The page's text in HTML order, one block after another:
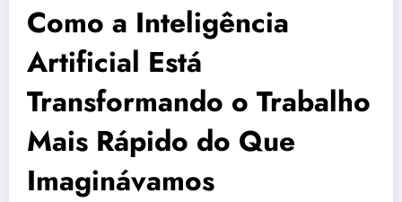
Como a Inteligência
Artificial Está
Transformando o Trabalho
Mais Rápido do Que
Imaginávamos